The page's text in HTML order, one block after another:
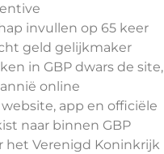
invullen op 65 keer
geld gelijkmaker
in GBP dwars de site,
online
app en officiële
naar binnen GBP
het Verenigd Koninkrijk